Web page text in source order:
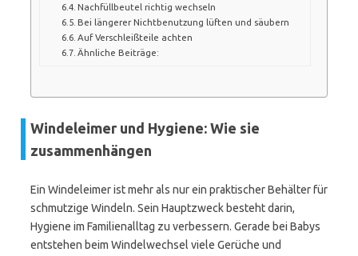
Nachfüllbeutel richtig wechseln
Bei längerer Nichtbenutzung lüften und säubern
Auf Verschleißteile achten
Ähnliche Beiträge:
Windeleimer und Hygiene: Wie sie
zusammenhängen
Ein Windeleimer ist mehr als nur ein praktischer Behälter für
schmutzige Windeln. Sein Hauptzweck besteht darin,
Hygiene im Familienalltag zu verbessern. Gerade bei Babys
entstehen beim Windelwechsel viele Gerüche und